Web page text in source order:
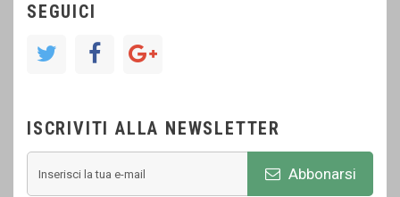
SEGUICI
ISCRIVITI ALLA NEWSLETTER
Abbonarsi